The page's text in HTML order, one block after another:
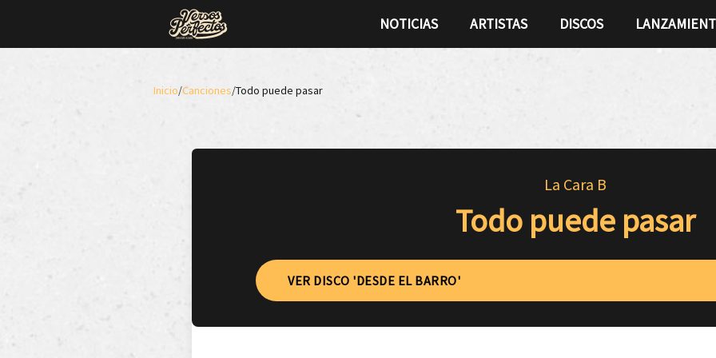
NOTICIAS ARTISTAS DISCOS
Inicio/Canciones/Todo puede pasar
La Cara B
Todo puede pasar
VER DISCO 'DESDE EL BARRO'